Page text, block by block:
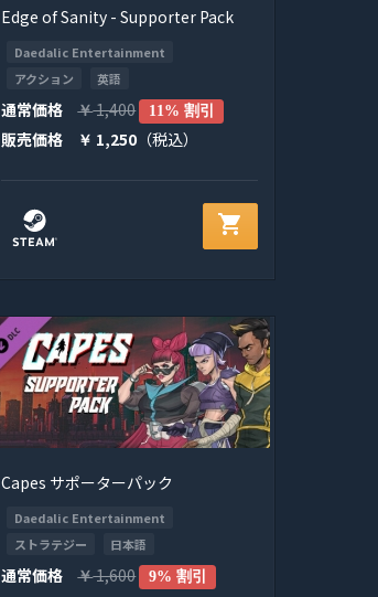
Edge of Sanity - Supporter Pack
Daedalic Entertainment
アクション
英語
通常価格 ￥1,400 11% 割引
販売価格 ￥ 1,250 （税込）
shopping_cart
Capes サポーターパック
Daedalic Entertainment
ストラテジー
日本語
通常価格 ￥1,600 9% 割引